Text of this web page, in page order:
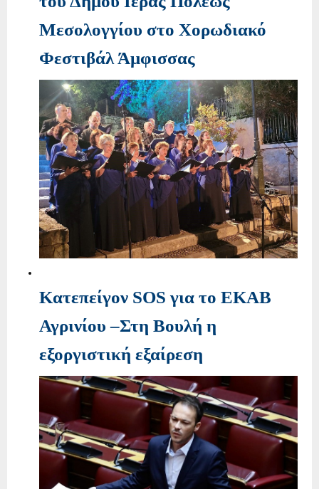
Μεσολογγίου στο Χορωδιακό
Φεστιβάλ Άμφισσας
Κατεπείγον SOS για το ΕΚΑΒ
Αγρινίου –Στη Βουλή η
εξοργιστική εξαίρεση